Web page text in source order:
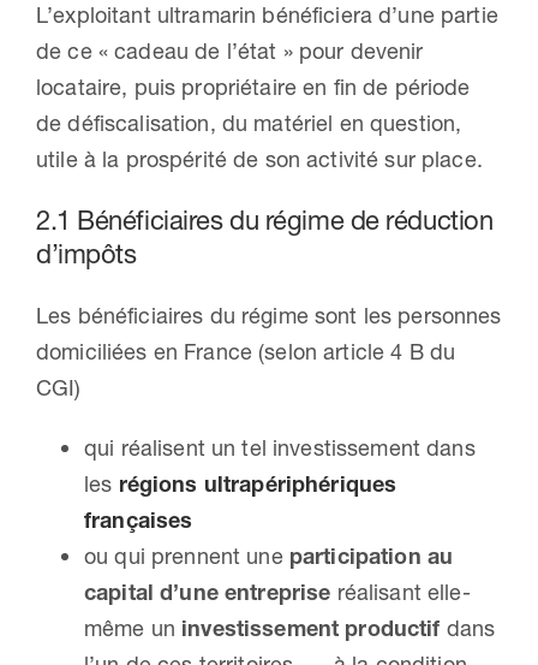
L’exploitant ultramarin bénéficiera d’une partie
de ce « cadeau de l’état » pour devenir
locataire, puis propriétaire en fin de période
de défiscalisation, du matériel en question,
utile à la prospérité de son activité sur place.
2.1 Bénéficiaires du régime de réduction
d’impôts
Les bénéficiaires du régime sont les personnes
domiciliées en France (selon article 4 B du
CGI)
qui réalisent un tel investissement dans
les régions ultrapériphériques
françaises
ou qui prennent une participation au
capital d’une entreprise réalisant elle-
même un investissement productif dans